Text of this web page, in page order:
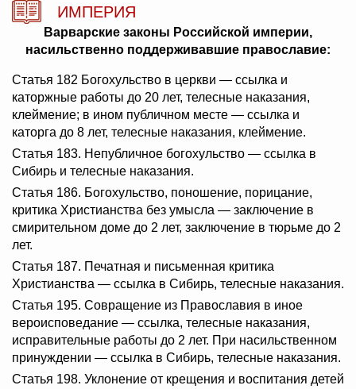
ИМПЕРИЯ
Варварские законы Российской империи,
насильственно поддерживавшие православие:
Статья 182 Богохульство в церкви — ссылка и
каторжные работы до 20 лет, телесные наказания,
клеймение; в ином публичном месте — ссылка и
каторга до 8 лет, телесные наказания, клеймение.
Статья 183. Непубличное богохульство — ссылка в
Сибирь и телесные наказания.
Статья 186. Богохульство, поношение, порицание,
критика Христианства без умысла — заключение в
смирительном доме до 2 лет, заключение в тюрьме до 2
лет.
Статья 187. Печатная и письменная критика
Христианства — ссылка в Сибирь, телесные наказания.
Статья 195. Совращение из Православия в иное
вероисповедание — ссылка, телесные наказания,
исправительные работы до 2 лет. При насильственном
принуждении — ссылка в Сибирь, телесные наказания.
Статья 198. Уклонение от крещения и воспитания детей